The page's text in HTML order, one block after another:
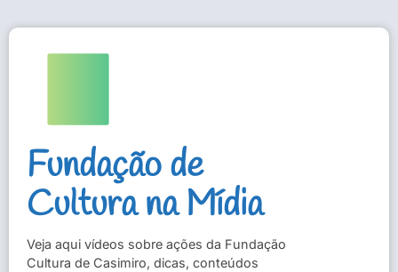
Fundação de
Cultura na Mídia
Veja aqui vídeos sobre ações da Fundação
Cultura de Casimiro, dicas, conteúdos